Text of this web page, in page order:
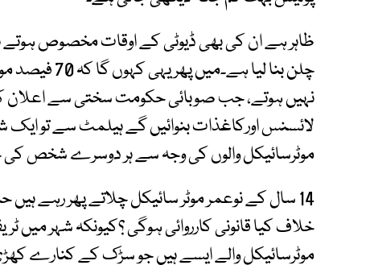
ظاہر ہے ان کی بھی ڈیوٹی کے اوقات مخصوص ہوتے
چلن بنا لیا
نہیں ہوتے، جب صوبائی حکومت سختی سے
لائسنس اورکاغذات بنوائیں گے ہیلمٹ سے تو
موٹرسائیکل والوں کی وجہ سے ہر دوسرے شخص
موٹرسائیکل والے ایسے ہیں جو سڑک کے کنارے